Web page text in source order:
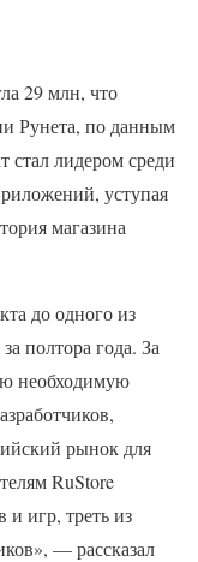
29 млн, что
Рунета, по данным
стал лидером среди
уступая
магазина
до одного из
полтора года. За
необходимую
рынок для
RuStore
и игр, треть из
— рассказал